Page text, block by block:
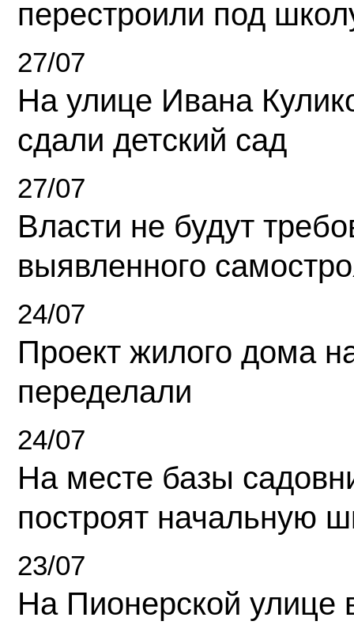
перестроили под
27/07
На улице Ивана
сдали детский сад
27/07
Власти не будут
выявленного
24/07
Проект жилого дома
переделали
24/07
На месте базы
построят начальную
23/07
На Пионерской улице